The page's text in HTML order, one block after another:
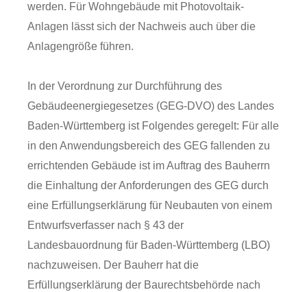
werden. Für Wohngebäude mit Photovoltaik-
Anlagen lässt sich der Nachweis auch über die
Anlagengröße führen.
In der Verordnung zur Durchführung des
Gebäudeenergiegesetzes (GEG-DVO) des Landes
Baden-Württemberg ist Folgendes geregelt: Für alle
in den Anwendungsbereich des GEG fallenden zu
errichtenden Gebäude ist im Auftrag des Bauherrn
die Einhaltung der Anforderungen des GEG durch
eine Erfüllungserklärung für Neubauten von einem
Entwurfsverfasser nach § 43 der
Landesbauordnung für Baden-Württemberg (LBO)
nachzuweisen. Der Bauherr hat die
Erfüllungserklärung der Baurechtsbehörde nach